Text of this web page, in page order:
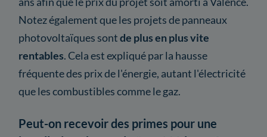
Notez également que les projets de panneaux
photovoltaïques sontde plus en plus vite
rentables. Cela est expliqué par la hausse
fréquente des prix de l'énergie, autant l'électricité
que les combustibles comme le gaz.
Peut-on recevoir des primes pour une